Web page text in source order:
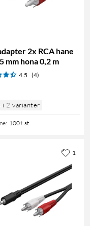
2x RCA hane
mm hona 0,2 m
4.5 (4)
i 2 varianter
: 100+ st
1